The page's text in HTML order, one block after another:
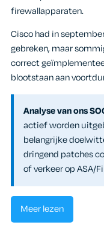
firewallapparaten.
Cisco had in
gebreken, maar
correct
blootstaan aan
Analyse van ons
actief worden
belangrijke
dringend patches
of verkeer op ASA/
Meer lezen